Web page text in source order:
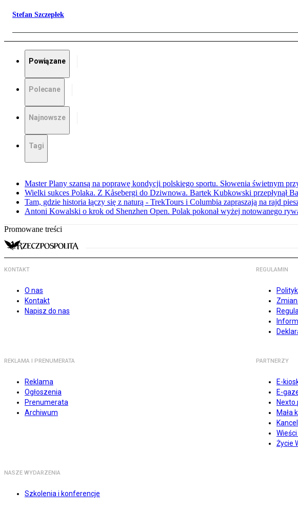
Stefan Szczepłek
Powiązane
Polecane
Najnowsze
Tagi
Master Plany szansą na poprawę kondycji polskiego sportu. Słowenia świetnym
Wielki sukces Polaka. Z Kåsebergi do Dziwnowa. Bartek Kubkowski przepłynął
Tam, gdzie historia łączy się z naturą - TrekTours i Columbia zapraszają na rajd
Antoni Kowalski o krok od Shenzhen Open. Polak pokonał wyżej notowanego
Promowane treści
KONTAKT
O nas
Kontakt
Napisz do nas
REGULAMIN
REKLAMA I PRENUMERATA
Reklama
Ogłoszenia
Prenumerata
Archiwum
PARTNERZY
E-
E-
Mała
Życie
NASZE WYDARZENIA
Szkolenia i konferencje